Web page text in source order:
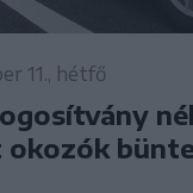
11., hétfő
okozók